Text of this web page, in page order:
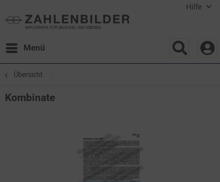
Hilfe
Menü
Übersicht
Kombinate